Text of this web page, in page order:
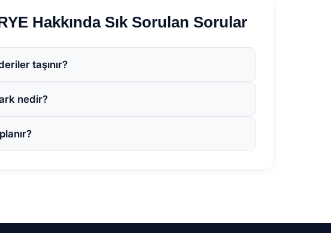
Hakkında Sık Sorulan Sorular
taşınır?
nedir?